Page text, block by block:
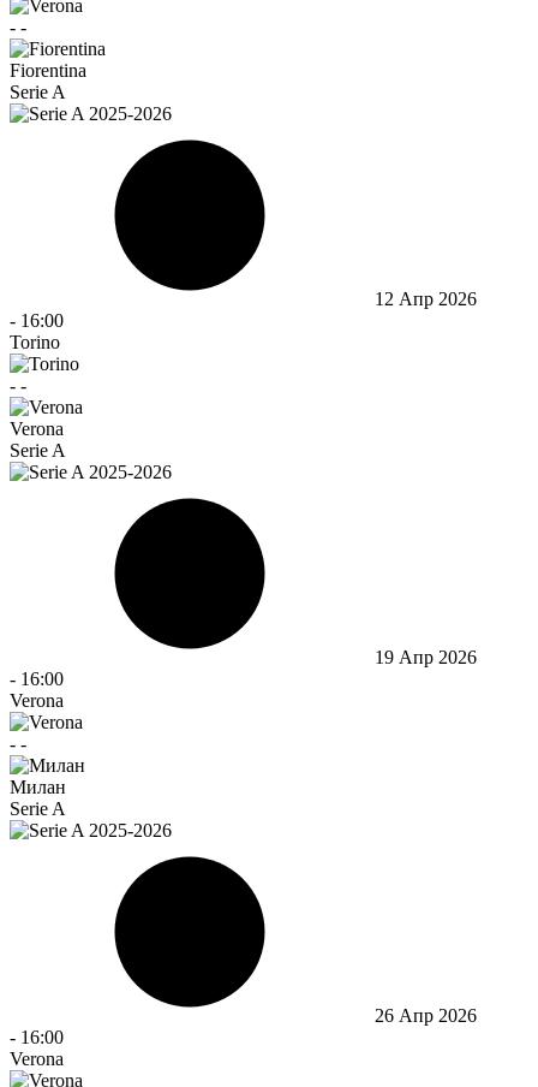
- -
Fiorentina
Serie A
12 Апр 2026
- 16:00
Torino
- -
Verona
Serie A
19 Апр 2026
- 16:00
Verona
- -
Милан
Serie A
26 Апр 2026
- 16:00
Verona